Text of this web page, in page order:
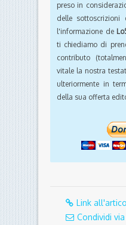
preso in
delle
l'informazione de
ti chiediamo di
contributo
vitale la nostra
ulteriormente in
della sua offerta
Link
Condividi